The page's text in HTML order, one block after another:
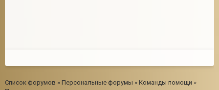
Список форумов » Персональные форумы » Команды помощи »